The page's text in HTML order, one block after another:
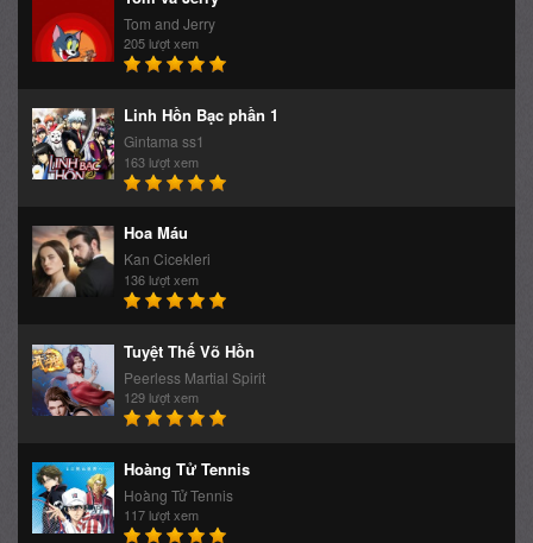
Tom and Jerry
205 lượt xem
Linh Hồn Bạc phần 1
Gintama ss1
163 lượt xem
Hoa Máu
Kan Cicekleri
136 lượt xem
Tuyệt Thế Võ Hồn
Peerless Martial Spirit
129 lượt xem
Hoàng Tử Tennis
Hoàng Tử Tennis
117 lượt xem